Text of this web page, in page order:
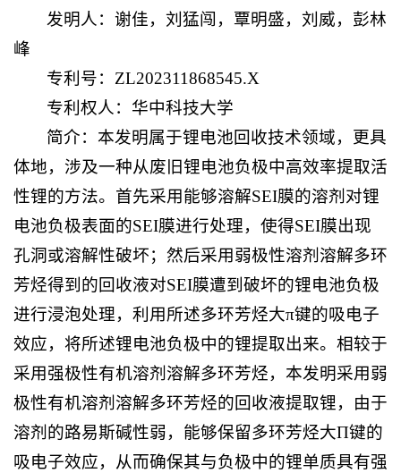
发明人：谢佳，刘猛闯，覃明盛，刘威，彭林
峰
专利号：ZL202311868545.X
专利权人：华中科技大学
简介：本发明属于锂电池回收技术领域，更具
体地，涉及一种从废旧锂电池负极中高效率提取活
性锂的方法。首先采用能够溶解SEI膜的溶剂对锂
电池负极表面的SEI膜进行处理，使得SEI膜出现
孔洞或溶解性破坏；然后采用弱极性溶剂溶解多环
芳烃得到的回收液对SEI膜遭到破坏的锂电池负极
进行浸泡处理，利用所述多环芳烃大π键的吸电子
效应，将所述锂电池负极中的锂提取出来。相较于
采用强极性有机溶剂溶解多环芳烃，本发明采用弱
极性有机溶剂溶解多环芳烃的回收液提取锂，由于
溶剂的路易斯碱性弱，能够保留多环芳烃大Π键的
吸电子效应，从而确保其与负极中的锂单质具有强